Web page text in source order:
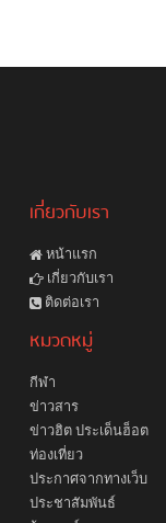
เกี่ยวกับเรา
หน้าแรก
เกี่ยวกับเรา
ติดต่อเรา
หมวดหมู่
กีฬา
ข่าวสาร
ข่าวฮิต ประเด็นฮ็อต
ท่องเที่ยว
ประกาศจากทางเว็บ
ประชาสัมพันธ์